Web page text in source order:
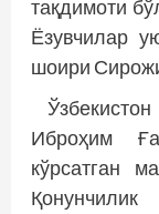
тақдимоти
Ёзувчилар
шоири
Иброҳим
кўрсатган